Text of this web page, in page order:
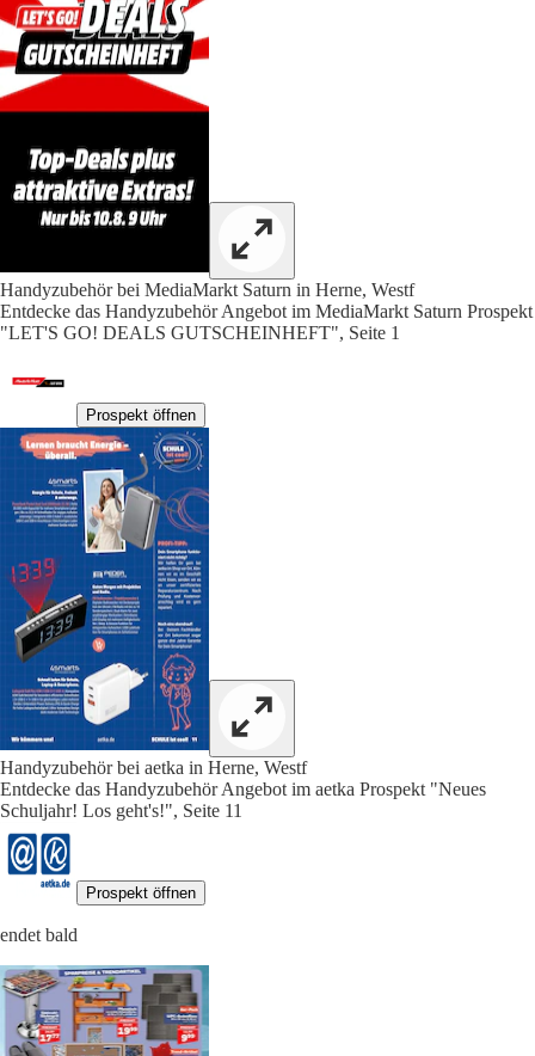
Handyzubehör bei MediaMarkt Saturn in Herne, Westf
Entdecke das Handyzubehör Angebot im MediaMarkt Saturn Prospekt
"LET'S GO! DEALS GUTSCHEINHEFT", Seite 1
Prospekt öffnen
Handyzubehör bei aetka in Herne, Westf
Entdecke das Handyzubehör Angebot im aetka Prospekt "Neues
Schuljahr! Los geht's!", Seite 11
Prospekt öffnen
endet bald